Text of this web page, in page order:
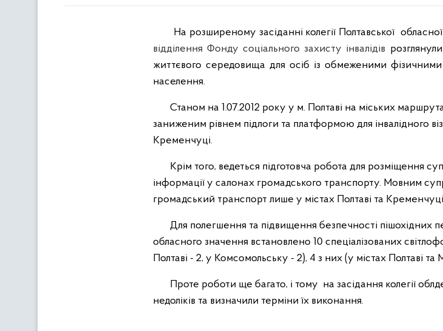
На розширеному засіданні колегії Полтавської
відділення Фонду соціального захисту інвалідів
життєвого середовища для осіб із обмеженими
населення.
Станом на 1.07.2012 року у м. Полтаві на міських
заниженим рівнем підлоги та платформою для інвалідного
Кременчуці.
Крім того, ведеться підготовча робота для розміщення
інформації у салонах громадського транспорту. Мовним
громадський транспорт лише у містах Полтаві та
Для полегшення та підвищення безпечності пішохідних
обласного значення встановлено 10 спеціалізованих
Полтаві - 2, у Комсомольську - 2), 4 з них (у містах Полтаві
Проте роботи ще багато, і тому на засідання колегії
недоліків та визначили терміни їх виконання.